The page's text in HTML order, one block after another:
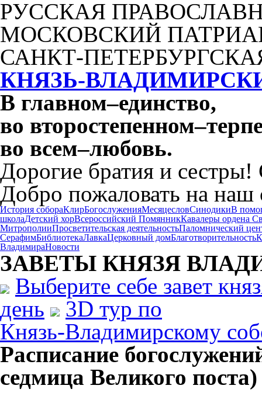
РУССКАЯ
МОСКОВСКИЙ
САНКТ-
КНЯЗЬ-
В главном–единство,
во второстепенном–
во всем–любовь.
Дорогие братия и
Добро пожаловать на наш
История собораКлирБогослуженияМесяцесловСинодикиВ
школаДетский хорВсероссийский ПомянникКавалеры ордена
МитрополииПросветительская деятельностьПаломнический
СерафимБиблиотекаЛавкаЦерковный домБлаготворительность
ВладимираНовости
ЗАВЕТЫ КНЯЗЯ
Выберите себе завет
день
3D тур по
Князь-Владимирскому
Расписание
седмица Великого поста)